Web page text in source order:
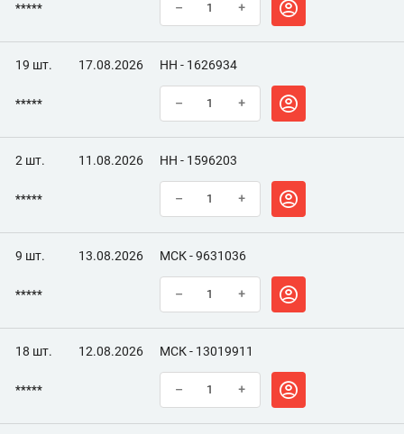
***** – +
19 шт. 17.08.2026 НН - 1626934
***** – +
2 шт. 11.08.2026 НН - 1596203
***** – +
9 шт. 13.08.2026 МСК - 9631036
***** – +
18 шт. 12.08.2026 МСК - 13019911
***** – +